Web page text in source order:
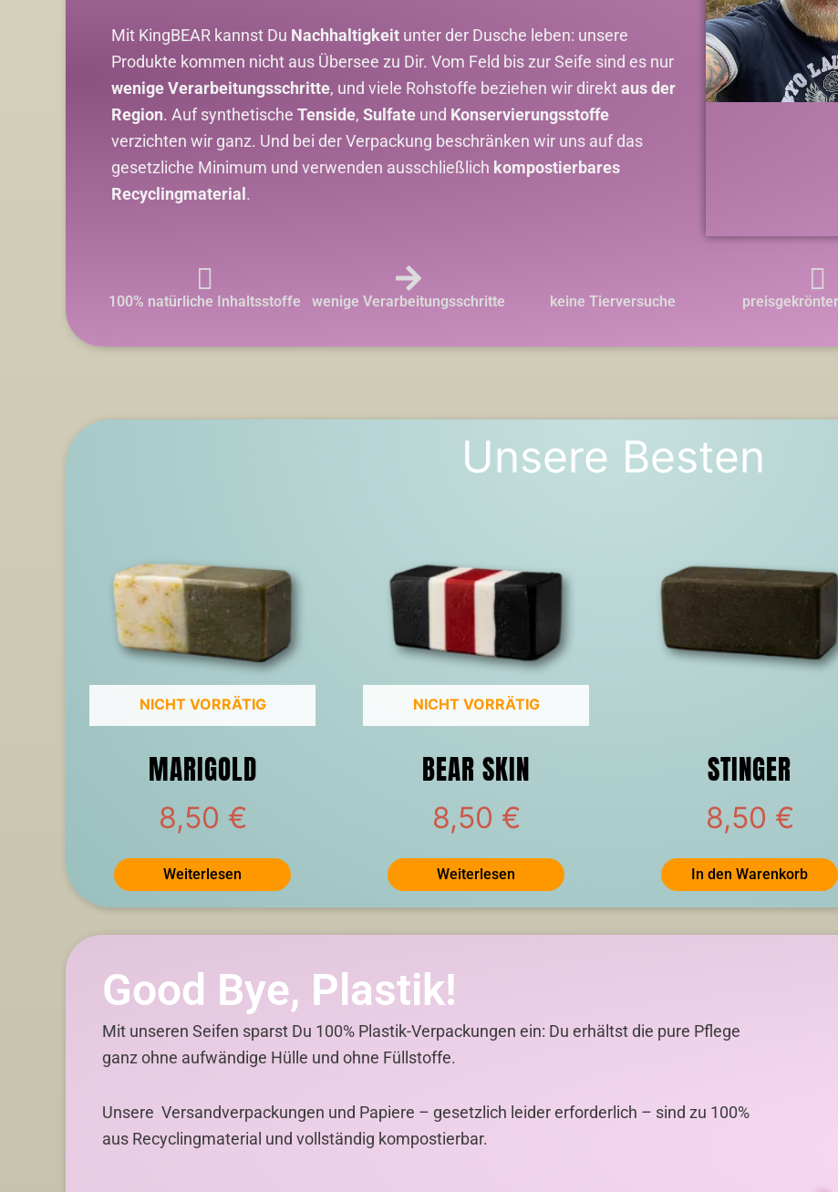
Mit KingBEAR kannst Du Nachhaltigkeit unter der Dusche leben: unsere
Produkte kommen nicht aus Übersee zu Dir. Vom Feld bis zur Seife sind es nur
wenige Verarbeitungsschritte, und viele Rohstoffe beziehen wir direkt aus der
Region. Auf synthetische Tenside, Sulfate und Konservierungsstoffe
verzichten wir ganz. Und bei der Verpackung beschränken wir uns auf das
gesetzliche Minimum und verwenden ausschließlich kompostierbares
Recyclingmaterial .
100% natürliche Inhaltsstoffe wenige Verarbeitungsschritte keine Tierversuche
Unsere Besten
NICHT VORRÄTIG
MARIGOLD
8,50 €
Weiterlesen
NICHT VORRÄTIG
BEAR SKIN
8,50 €
Weiterlesen
STINGER
8,50 €
In den Warenkorb
Good Bye, Plastik!
Mit unseren Seifen sparst Du 100% Plastik-Verpackungen ein: Du erhältst die pure Pflege
ganz ohne aufwändige Hülle und ohne Füllstoffe.
Unsere Versandverpackungen und Papiere – gesetzlich leider erforderlich – sind zu 100%
aus Recyclingmaterial und vollständig kompostierbar.